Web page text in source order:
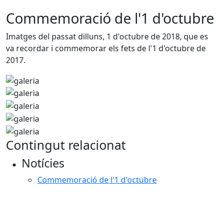
Commemoració de l'1 d'octubre
Imatges del passat dilluns, 1 d'octubre de 2018, que es
va recordar i commemorar els fets de l'1 d'octubre de
2017.
Contingut relacionat
Notícies
Commemoració de l'1 d'octubre